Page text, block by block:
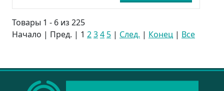
Товары 1 - 6 из 225
Начало | Пред. | 1 234 5 | След. | Конец | Все